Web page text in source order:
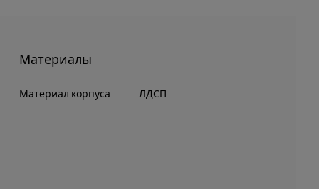
Материалы
Материал корпуса ЛДСП